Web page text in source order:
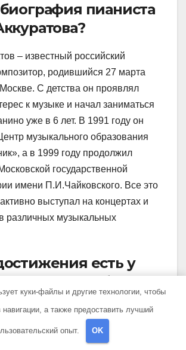
пианиста
– известный российский
родившийся 27 марта
С детства он проявлял
к музыке и начал заниматься
уже в 6 лет. В 1991 году он
музыкального образования
а в 1999 году продолжил
государственной
имени П.И.Чайковского. Все это
выступал на концертах и
различных музыкальных
есть у
в области
считается одним из самых
пианистов своего поколения. Он
куки-файлы и другие технологии, чтобы
а также предоставить лучший
опыт. OK